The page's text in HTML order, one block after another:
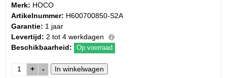
Merk: HOCO
Artikelnummer: H600700850-S2A
Garantie: 1 jaar
Levertijd: 2 tot 4 werkdagen
Beschikbaarheid:
Op voorraad
+ -